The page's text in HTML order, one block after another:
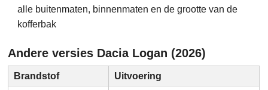
alle buitenmaten, binnenmaten en de grootte van de
kofferbak
Andere versies Dacia Logan (2026)
Brandstof Uitvoering